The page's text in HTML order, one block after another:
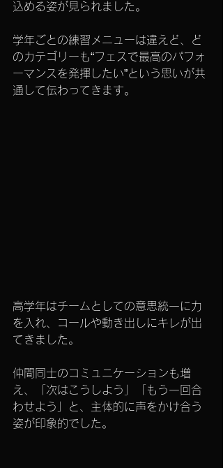
込める姿が見られました。
学年ごとの練習メニューは違えど、ど
のカテゴリーも“フェスで最高のパフォ
ーマンスを発揮したい”という思いが共
通して伝わってきます。
高学年はチームとしての意思統一に力
を入れ、コールや動き出しにキレが出
てきました。
仲間同士のコミュニケーションも増
え、「次はこうしよう」「もう一回合
わせよう」と、主体的に声をかけ合う
姿が印象的でした。